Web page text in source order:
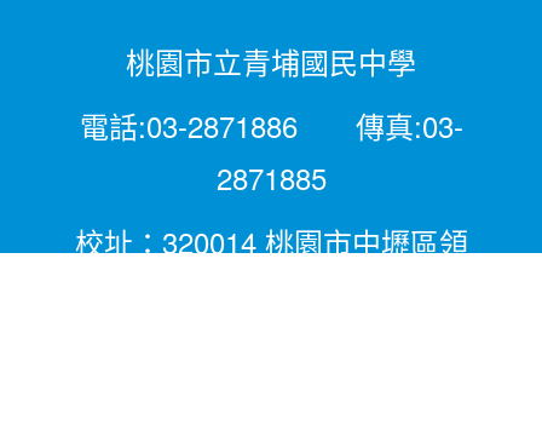
桃園市立青埔國民中學
電話:03-2871886 傳真:03-
2871885
校址：320014 桃園市中壢區領